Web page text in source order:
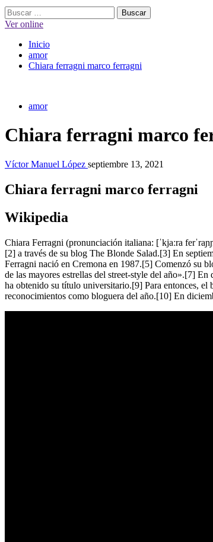
Buscar:
Ver online
Inicio
amor
Chiara ferragni marco ferragni
amor
Chiara ferragni marco
Víctor Manuel López septiembre 13, 2021
Chiara ferragni marco ferragni
Wikipedia
Chiara Ferragni (pronunciación italiana: [ˈkjaːra
[2] a través de su blog The Blonde Salad.[3] En
Ferragni nació en Cremona en 1987.[5] Comenzó su
de las mayores estrellas del street-style del año».[7]
ha obtenido su título universitario.[9] Para entonces,
reconocimientos como bloguera del año.[10] En